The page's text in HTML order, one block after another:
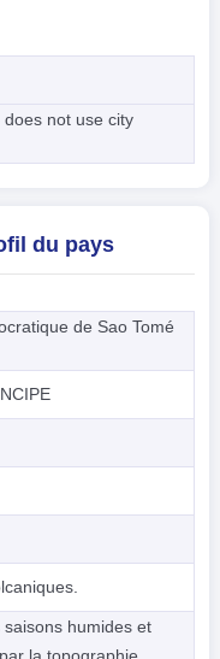
does not use city
du pays
de Sao Tomé
humides et